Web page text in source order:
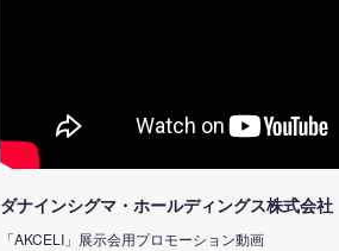
ダナインシグマ・ホールディングス株式会社
「AKCELI」展示会用プロモーション動画